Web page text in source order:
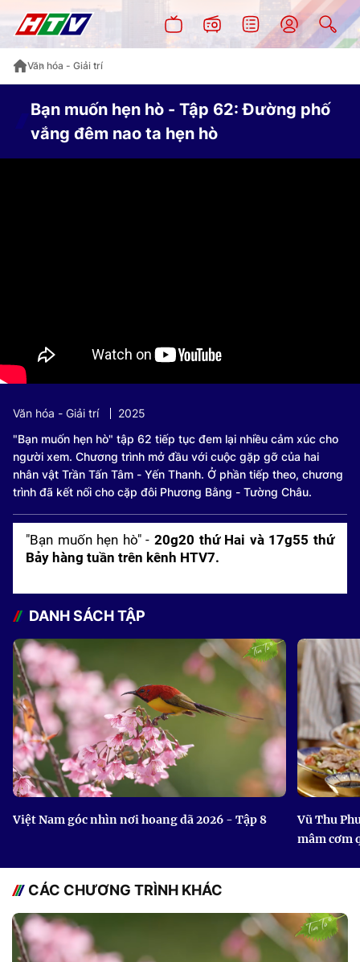
Văn hóa - Giải trí
Bạn muốn hẹn hò - Tập 62: Đường phố
vắng đêm nao ta hẹn hò
Văn hóa - Giải trí
2025
"Bạn muốn hẹn hò" tập 62 tiếp tục đem lại nhiều cảm xúc cho
người xem. Chương trình mở đầu với cuộc gặp gỡ của hai
nhân vật Trần Tấn Tâm - Yến Thanh. Ở phần tiếp theo, chương
trình đã kết nối cho cặp đôi Phương Bằng - Tường Châu.
"Bạn muốn hẹn hò" - 20g20 thứ Hai và 17g55 thứ
Bảy hàng tuần trên kênh HTV7.
DANH SÁCH TẬP
Việt Nam góc nhìn nơi hoang dã 2026 - Tập 8
Vũ Thu
mâm cơm
CÁC CHƯƠNG TRÌNH KHÁC